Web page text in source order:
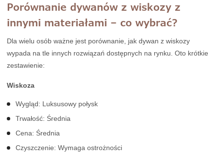
Porównanie dywanów z wiskozy z
innymi materiałami – co wybrać?
Dla wielu osób ważne jest porównanie, jak dywan z wiskozy
wypada na tle innych rozwiązań dostępnych na rynku. Oto krótkie
zestawienie:
Wiskoza
Wygląd: Luksusowy połysk
Trwałość: Średnia
Cena: Średnia
Czyszczenie: Wymaga ostrożności